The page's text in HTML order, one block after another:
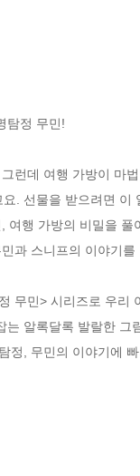
탐정 무민!
런데 여행 가방이 마
. 선물을 받으려면
여행 가방의 비밀을
과 스니프의 이야기를
무민> 시리즈로 우
알록달록 발랄한
정, 무민의 이야기에